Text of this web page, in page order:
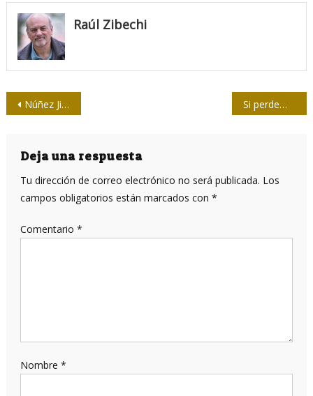
Raúl Zibechi
Navegación
entradas
Núñez Jiménez: pasión, fidelidad y entrega Si perdemos la ciencia, perdemos nuestra capacidad de convivir
Deja una respuesta
Tu dirección de correo electrónico no será publicada. Los
campos obligatorios están marcados con *
Comentario *
Nombre *